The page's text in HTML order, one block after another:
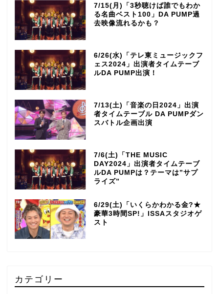
7/15(月)「3秒聴けば誰でもわか
る名曲ベスト100」DA PUMP過
去映像流れるかも？
6/26(水)「テレ東ミュージックフ
ェス2024」出演者タイムテーブ
ルDA PUMP出演！
7/13(土)「音楽の日2024」出演
者タイムテーブル DA PUMPダン
スバトル企画出演
7/6(土)「THE MUSIC
DAY2024」出演者タイムテーブ
ルDA PUMPは？テーマは”サプ
ライズ”
6/29(土)「いくらかわかる金?★
豪華3時間SP!」ISSAスタジオゲ
スト
カテゴリー